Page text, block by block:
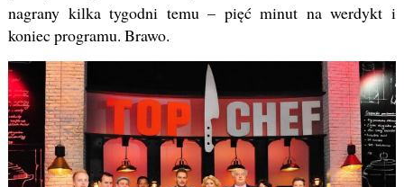
nagrany kilka tygodni temu – pięć minut na werdykt i
koniec programu. Brawo.